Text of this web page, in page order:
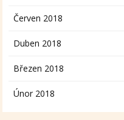
Červen 2018
Duben 2018
Březen 2018
Únor 2018